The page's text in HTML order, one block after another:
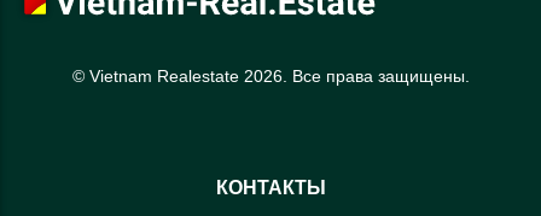
© Vietnam Realestate 2026. Все права защищены.
КОНТАКТЫ